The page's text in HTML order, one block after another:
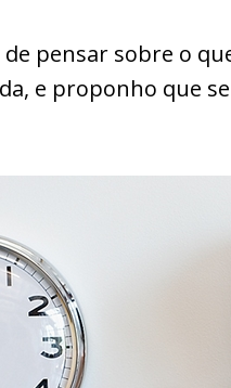
pensar sobre o
e proponho que